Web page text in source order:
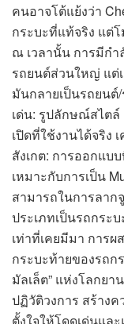
คนอาจโต้แย้งว่า
กระบะที่แท้จริง แต่
ณ เวลานั้น การมีกำ
รถยนต์ส่วนใหญ่ แต่
มันกลายเป็นรถยนต์
เด่น: รูปลักษณ์สไต
เปิดที่ใช้งานได้จริง
สังเกต: การออกแบ
เหมาะกับการเป็น
สามารถในการลาก
ประเภทเป็นรถกระ
เท่าที่เคยมีมา การ
กระบะท้ายของรถก
มัลเล็ต” แห่งโลกยา
ปฏิวัติวงการ สร้าง